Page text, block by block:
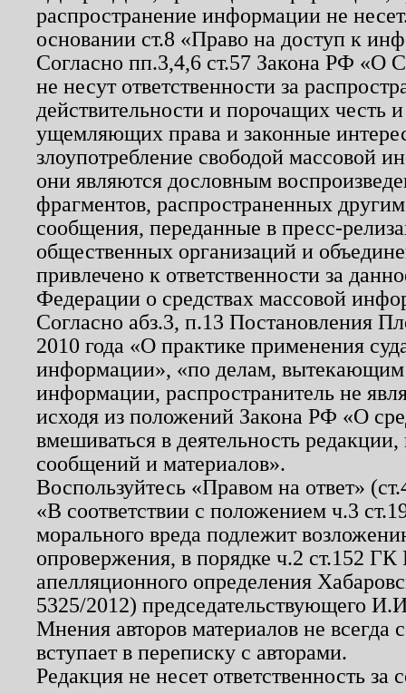
распространение информации не
основании ст.8 «Право на доступ к
Согласно пп.3,4,6 ст.57 Закона РФ «О
не несут ответственности за
действительности и порочащих честь
ущемляющих права и законные
злоупотребление свободой массовой
они являются дословным
фрагментов, распространенных
сообщения, переданные в пресс-
общественных организаций и
привлечено к ответственности за
Федерации о средствах массовой
Согласно абз.3, п.13 Постановления
2010 года «О практике применения
информации», «по делам, вытекающим
информации, распространитель не
исходя из положений Закона РФ «О
вмешиваться в деятельность
сообщений и материалов».
Воспользуйтесь «Правом на ответ»
«В соответствии с положением ч.3
морального вреда подлежит
опровержения, в порядке ч.2 ст.152
апелляционного определения
5325/2012) председательствующего
Мнения авторов материалов не
вступает в переписку с авторами.
Редакция не несет ответственность